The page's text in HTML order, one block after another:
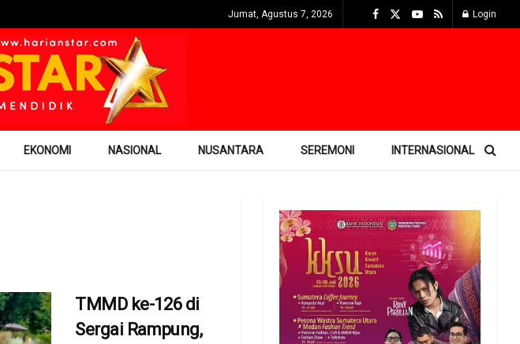
Jumat, Agustus 7, 2026 Login
EKONOMI NASIONAL NUSANTARA SEREMONI INTERNASIONAL
TMMD ke-126 di
Sergai Rampung,